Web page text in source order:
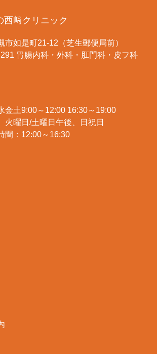
西﨑クリニック
市如是町21-12（芝生郵便局前）
胃腸内科・外科・肛門科・皮フ科
金土9:00～12:00 16:30～19:00
火曜日/土曜日午後、日祝日
間：12:00～16:30